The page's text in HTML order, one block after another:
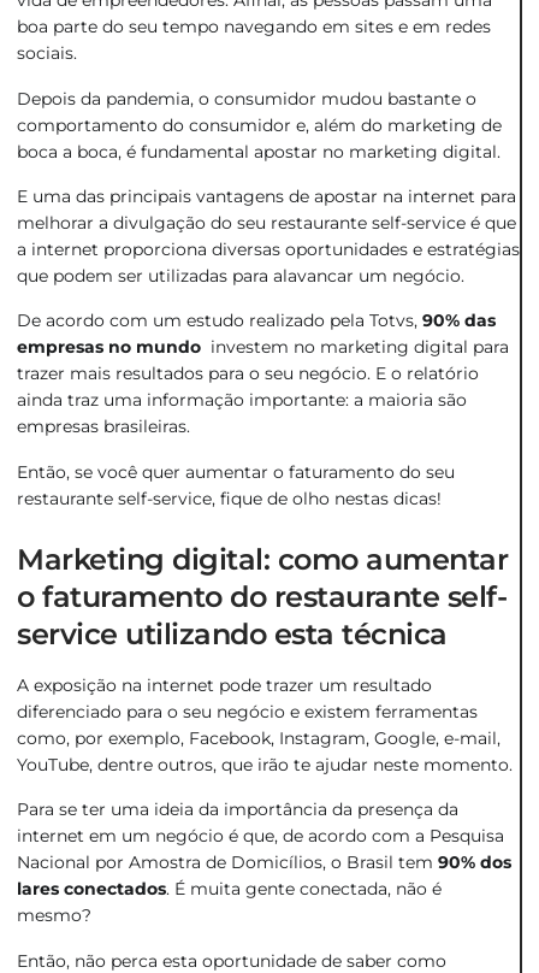
boa parte do seu tempo navegando em sites e em redes
sociais.
Depois da pandemia, o consumidor mudou bastante o
comportamento do consumidor e, além do marketing de
boca a boca, é fundamental apostar no marketing digital.
E uma das principais vantagens de apostar na internet para
melhorar a divulgação do seu restaurante self-service é que
a internet proporciona diversas oportunidades e estratégias
que podem ser utilizadas para alavancar um negócio.
De acordo com um estudo realizado pela Totvs, 90% das
empresas no mundo investem no marketing digital para
trazer mais resultados para o seu negócio. E o relatório
ainda traz uma informação importante: a maioria são
empresas brasileiras.
Então, se você quer aumentar o faturamento do seu
restaurante self-service, fique de olho nestas dicas!
Marketing digital: como aumentar
o faturamento do restaurante self-
service utilizando esta técnica
A exposição na internet pode trazer um resultado
diferenciado para o seu negócio e existem ferramentas
como, por exemplo, Facebook, Instagram, Google, e-mail,
YouTube, dentre outros, que irão te ajudar neste momento.
Para se ter uma ideia da importância da presença da
internet em um negócio é que, de acordo com a Pesquisa
Nacional por Amostra de Domicílios, o Brasil tem 90% dos
lares conectados. É muita gente conectada, não é
mesmo?
Então, não perca esta oportunidade de saber como